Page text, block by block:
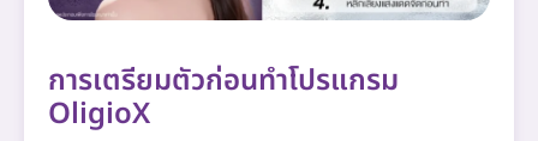
การเตรียมตัวก่อนทำโปรแกรม
OligioX